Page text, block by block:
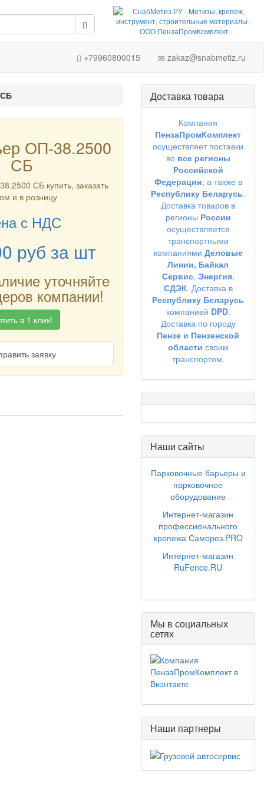
+79960800015 zakaz@snabmetiz.ru
ОП-38.2500
СБ
СБ купить, заказать
и в розницу
с НДС
руб за шт
уточняйте
компании!
в 1 клик!
заявку
Доставка товара
Компания
ПензаПромКомплект
осуществляет поставки
во все регионы
Российской
Федерации, а также в
Республику Беларусь.
Доставка товаров в
регионы России
осуществляется
транспортными
компаниями Деловые
Линии, Байкал
Сервис, Энергия,
СДЭК. Доставка в
Республику Беларусь
компанией DPD.
Доставка по городу
Пензе и Пензенской
области своим
транспортом.
Наши сайты
Парковочные барьеры и
парковочное
оборудование
Интернет-магазин
профессионального
крепежа Саморез.PRO
Интернет-магазин
RuFence.RU
Мы в социальных
сетях
Наши партнеры